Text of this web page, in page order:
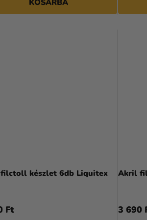
KOSÁRBA
készlet 6db Liquitex
Ft
Akril
3 690